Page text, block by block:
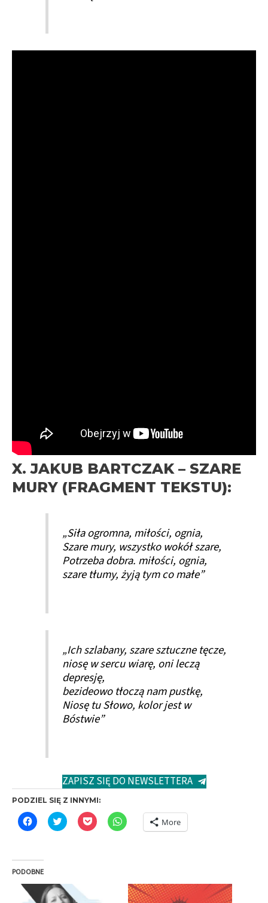
X. JAKUB BARTCZAK – SZARE
MURY (FRAGMENT TEKSTU):
„Siła ogromna, miłości, ognia,
Szare mury, wszystko wokół szare,
Potrzeba dobra. miłości, ognia,
szare tłumy, żyją tym co małe”
„Ich szlabany, szare sztuczne tęcze,
niosę w sercu wiarę, oni leczą
depresję,
bezideowo tłoczą nam pustkę,
Niosę tu Słowo, kolor jest w
Bóstwie”
ZAPISZ SIĘ DO NEWSLETTERA
PODZIEL SIĘ Z INNYMI:
C
l
t
o
s
h
r
C
l
h
a
r
C
l
r
C
l More
PODOBNE